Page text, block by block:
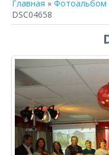
Главная » Фотоальбом
DSC04658